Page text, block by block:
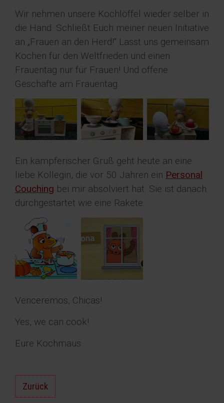
Wir nehmen unsere Kochlöffel wieder selber in
die Hand. Schließt Euch meiner neuen Initiative
an „Frauen an den Herd!“ Lasst uns gemeinsam
Kochen für den Weltfrieden und einen
Frauentag nur für Frauen! Und offene
Geschäfte am Frauentag.
Ein kämpferischer Gruß geht heute an eine
liebe Kollegin, die vor 50 Jahren ein Personal
Couching bei mir absolviert hat. Sie ist danach
durchgestartet wie eine Rakete.
Venceremos, Chicas!
Yes, we can cook!
Eure Kochmaus
Zurück